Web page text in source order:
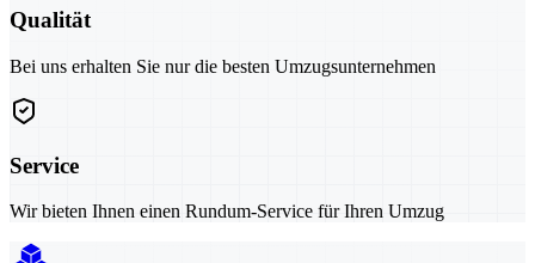
Qualität
Bei uns erhalten Sie nur die besten Umzugsunternehmen
Service
Wir bieten Ihnen einen Rundum-Service für Ihren Umzug